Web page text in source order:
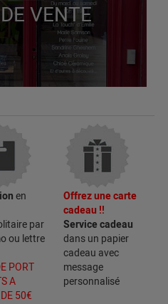
VENTE
en
par
ou lettre
PORT
A
50€
Offrez une carte
cadeau !!
Service cadeau
dans un papier
cadeau avec
message
personnalisé